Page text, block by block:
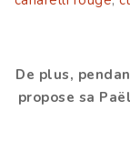
De plus,
propose sa